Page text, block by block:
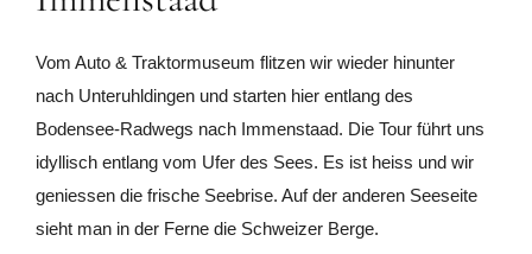
Vom Auto & Traktormuseum flitzen wir wieder hinunter
nach Unteruhldingen und starten hier entlang des
Bodensee-Radwegs nach Immenstaad. Die Tour führt uns
idyllisch entlang vom Ufer des Sees. Es ist heiss und wir
geniessen die frische Seebrise. Auf der anderen Seeseite
sieht man in der Ferne die Schweizer Berge.